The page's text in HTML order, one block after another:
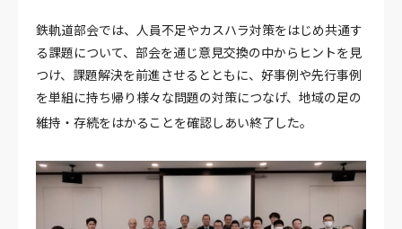
鉄軌道部会では、人員不足やカスハラ対策をはじめ共通す
る課題について、部会を通じ意見交換の中からヒントを見
つけ、課題解決を前進させるとともに、好事例や先行事例
を単組に持ち帰り様々な問題の対策につなげ、地域の足の
維持・存続をはかることを確認しあい終了した。